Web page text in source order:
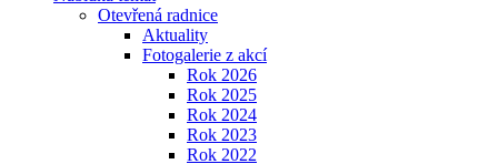
Otevřená radnice
Aktuality
Fotogalerie z akcí
Rok 2026
Rok 2025
Rok 2024
Rok 2023
Rok 2022